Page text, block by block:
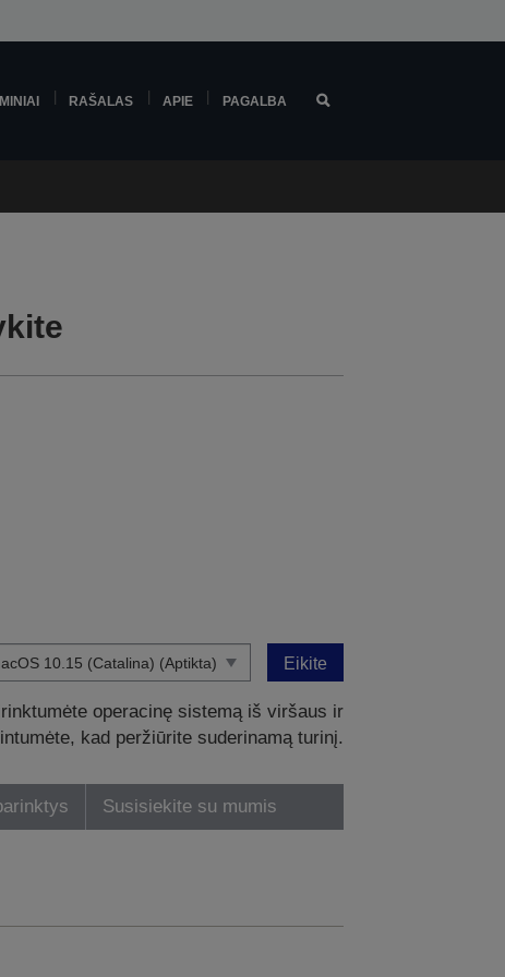
RAŠALAS APIE PAGALBA
Eikite
operacinę sistemą iš viršaus ir
kad peržiūrite suderinamą turinį.
Susisiekite su mumis